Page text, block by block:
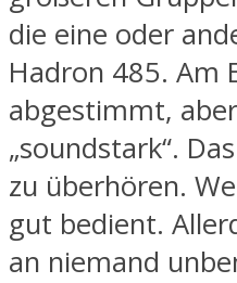
die eine oder
Hadron 485. Am
abgestimmt,
„soundstark“.
zu überhören.
gut bedient.
an niemand